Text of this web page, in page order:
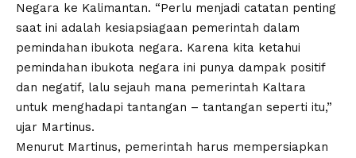
Negara ke Kalimantan. “Perlu menjadi catatan penting
saat ini adalah kesiapsiagaan pemerintah dalam
pemindahan ibukota negara. Karena kita ketahui
pemindahan ibukota negara ini punya dampak positif
dan negatif, lalu sejauh mana pemerintah Kaltara
untuk menghadapi tantangan – tantangan seperti itu,”
ujar Martinus.
Menurut Martinus, pemerintah harus mempersiapkan